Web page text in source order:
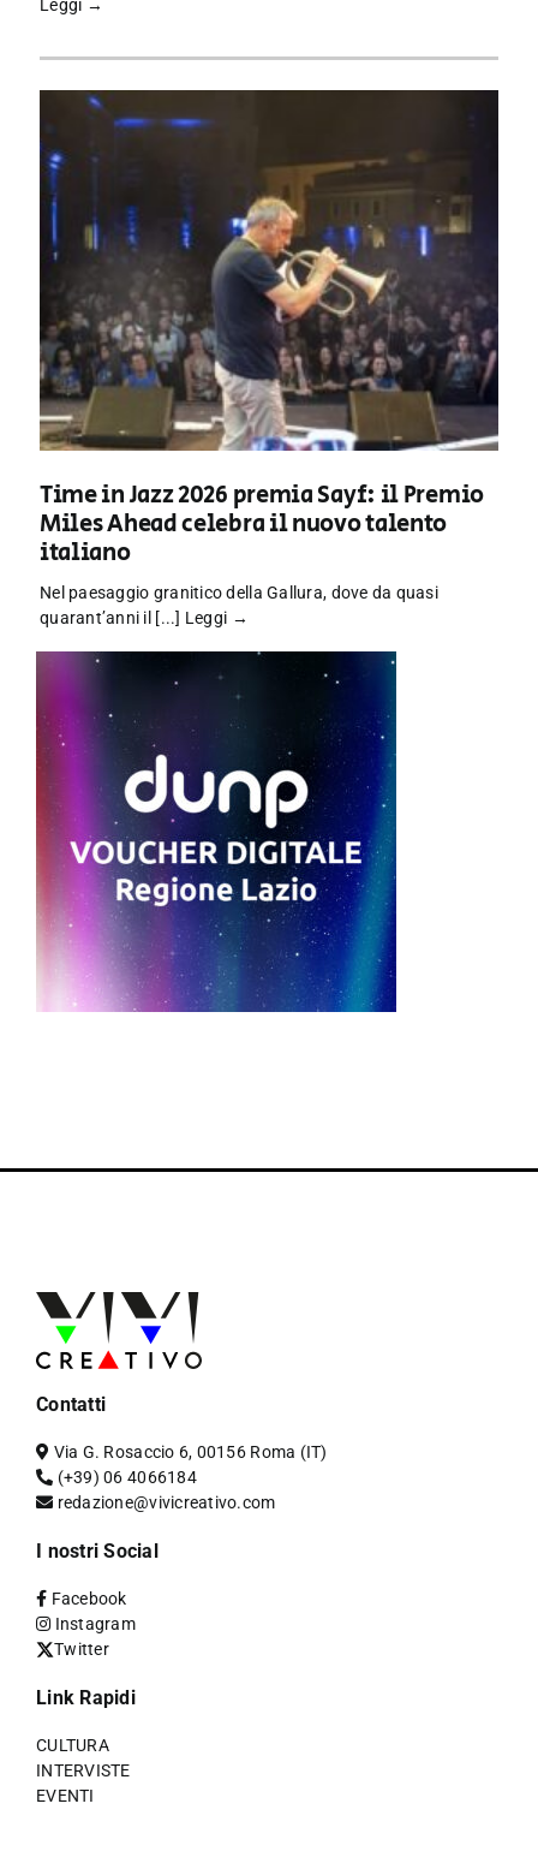
Leggi →
Time in Jazz 2026 premia Sayf: il Premio
Miles Ahead celebra il nuovo talento
italiano
Nel paesaggio granitico della Gallura, dove da quasi
quarant’anni il [...] Leggi →
Contatti
Via G. Rosaccio 6, 00156 Roma (IT)
(+39) 06 4066184
redazione@vivicreativo.com
I nostri Social
Facebook
Instagram
Twitter
Link Rapidi
CULTURA
INTERVISTE
EVENTI